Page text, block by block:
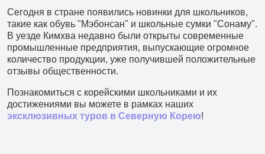
+7 (902) 556 45 56
Авиакасса
+7 (495) 969 45 67
Филиал в Москве
Сегодня в стране появились новинки для школьников,
такие как обувь "Мэбонсан" и школьные сумки "Сонаму".
В уезде Кимхва недавно были открыты современные
промышленные предприятия, выпускающие огромное
количество продукции, уже получившей положительные
отзывы общественности.
Познакомиться с корейскими школьниками и их
достижениями вы можете в рамках наших
эксклюзивных туров в Северную Корею!